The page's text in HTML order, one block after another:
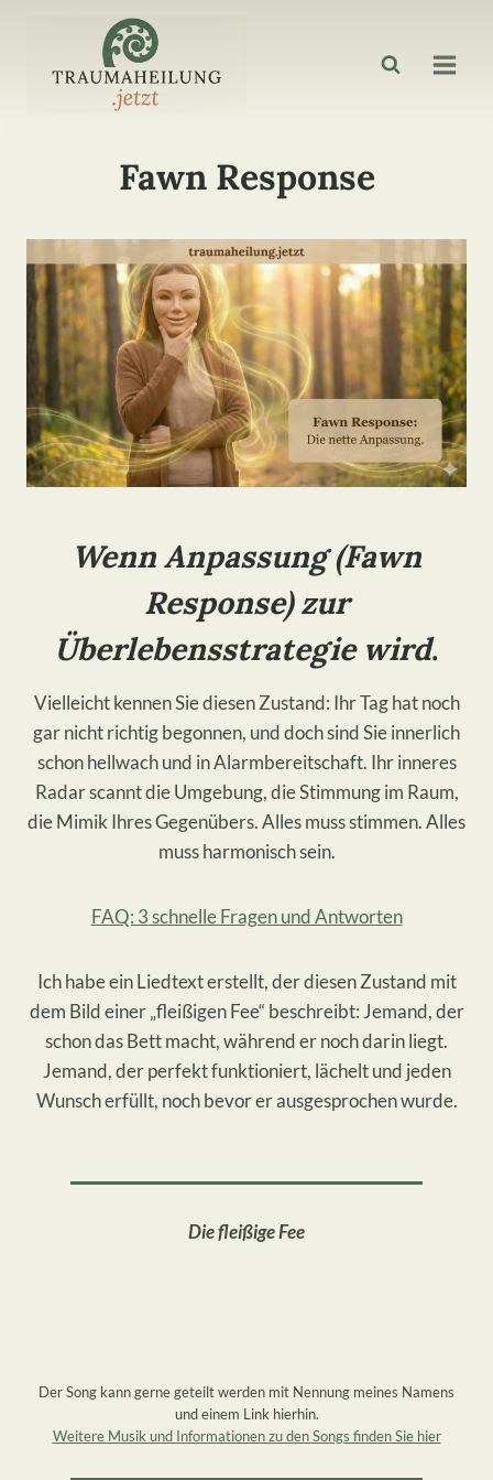
springen
Fawn Response
Wenn Anpassung (Fawn
Response) zur
Überlebensstrategie wird.
Vielleicht kennen Sie diesen Zustand: Ihr Tag hat noch
gar nicht richtig begonnen, und doch sind Sie innerlich
schon hellwach und in Alarmbereitschaft. Ihr inneres
Radar scannt die Umgebung, die Stimmung im Raum,
die Mimik Ihres Gegenübers. Alles muss stimmen. Alles
muss harmonisch sein.
FAQ: 3 schnelle Fragen und Antworten
​Ich habe ein Liedtext erstellt, der diesen Zustand mit
dem Bild einer „fleißigen Fee“ beschreibt: Jemand, der
schon das Bett macht, während er noch darin liegt.
Jemand, der perfekt funktioniert, lächelt und jeden
Wunsch erfüllt, noch bevor er ausgesprochen wurde.
Die fleißige Fee
Der Song kann gerne geteilt werden mit Nennung meines Namens
und einem Link hierhin.
Weitere Musik und Informationen zu den Songs finden Sie hier